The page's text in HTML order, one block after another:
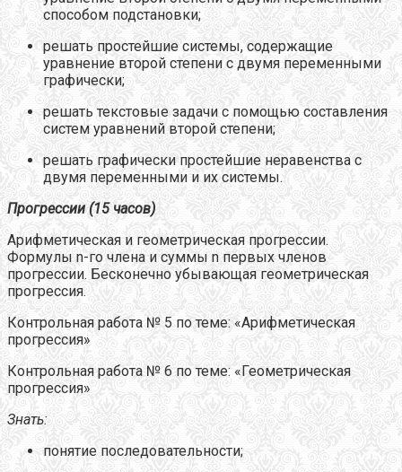
способом подстановки;
решать простейшие системы, содержащие
уравнение второй степени с двумя переменными
графически;
решать текстовые задачи с помощью составления
систем уравнений второй степени;
решать графически простейшие неравенства с
двумя переменными и их системы.
Прогрессии (15 часов)
Арифметическая и геометрическая прогрессии.
Формулы n-го члена и суммы n первых членов
прогрессии. Бесконечно убывающая геометрическая
прогрессия.
Контрольная работа № 5 по теме: «Арифметическая
прогрессия»
Контрольная работа № 6 по теме: «Геометрическая
прогрессия»
Знать:
понятие последовательности;